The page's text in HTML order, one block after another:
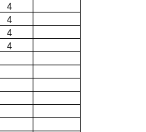
4
4
4
4